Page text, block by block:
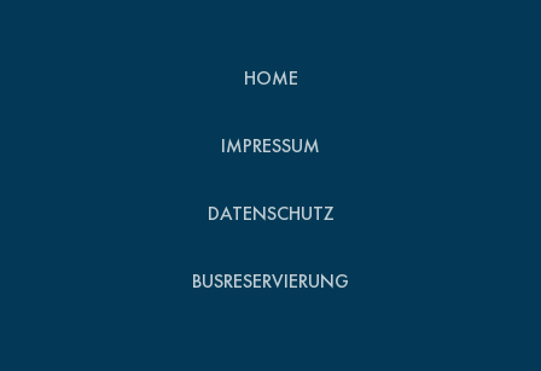
HOME
IMPRESSUM
DATENSCHUTZ
BUSRESERVIERUNG